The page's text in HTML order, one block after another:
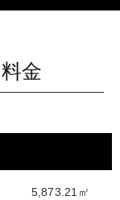
金
5,873.21㎡